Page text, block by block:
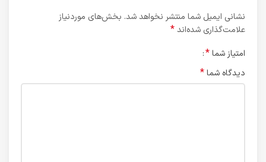
نشانی ایمیل شما منتشر نخواهد شد. بخش‌های موردنیاز
علامت‌گذاری شده‌اند*
امتیاز شما*
دیدگاه شما*